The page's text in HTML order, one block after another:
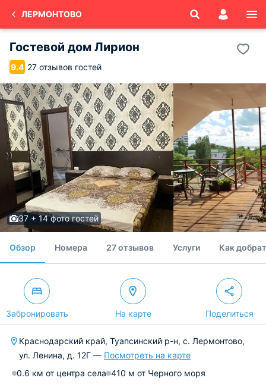
ЛЕРМОНТОВО
Гостевой дом Лирион
9.4 27 отзывов гостей
37 + 14 фото гостей
Обзор Номера 27 отзывов Услуги Как
Забронировать На карте Поделиться
Краснодарский край, Туапсинский р-н, с. Лермонтово,
ул. Ленина, д. 12Г — Посмотреть на карте
0.6 км от центра села 410 м от Черного моря